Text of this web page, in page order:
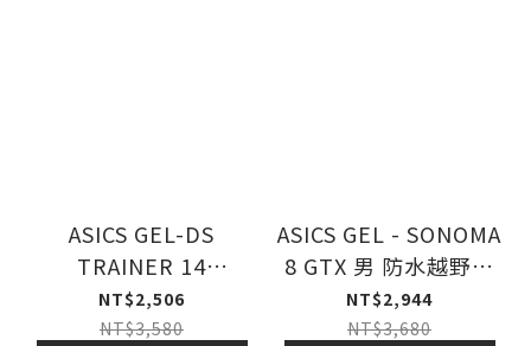
ASICS GEL-DS
TRAINER 14
TRUFFLE
GREY/PURE SILVER
NT$2,506
NT$3,580
ASICS GEL - SONOMA
8 GTX 男 防水越野跑
鞋
NT$2,944
NT$3,680